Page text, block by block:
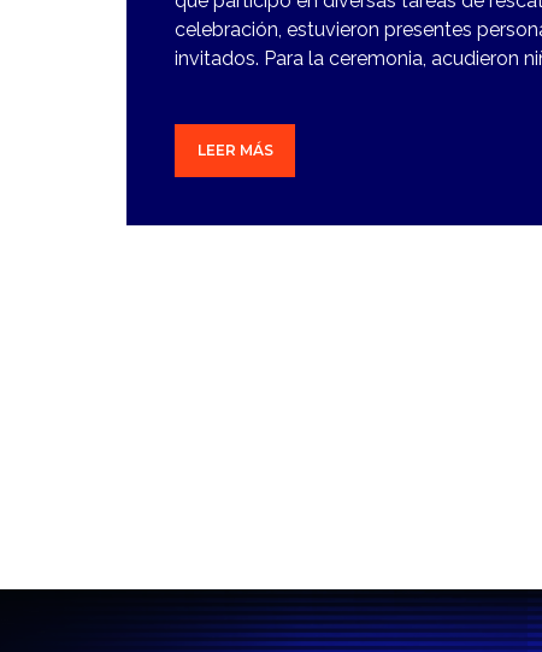
celebración, estuvieron presentes
invitados. Para la ceremonia, acudieron
LEER MÁS